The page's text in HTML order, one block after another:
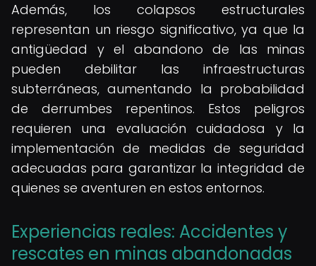
Además, los colapsos estructurales
representan un riesgo significativo, ya que la
antigüedad y el abandono de las minas
pueden debilitar las infraestructuras
subterráneas, aumentando la probabilidad
de derrumbes repentinos. Estos peligros
requieren una evaluación cuidadosa y la
implementación de medidas de seguridad
adecuadas para garantizar la integridad de
quienes se aventuren en estos entornos.
Experiencias reales: Accidentes y
rescates en minas abandonadas